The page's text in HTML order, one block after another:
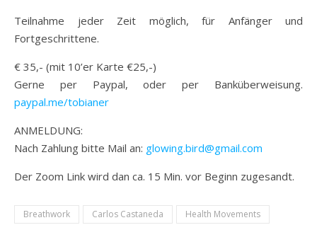
Teilnahme jeder Zeit möglich, für Anfänger und
Fortgeschrittene.
€ 35,- (mit 10’er Karte €25,-)
Gerne per Paypal, oder per Banküberweisung.
paypal.me/tobianer
ANMELDUNG:
Nach Zahlung bitte Mail an: glowing.bird@gmail.com
Der Zoom Link wird dan ca. 15 Min. vor Beginn zugesandt.
Breathwork Carlos Castaneda Health Movements